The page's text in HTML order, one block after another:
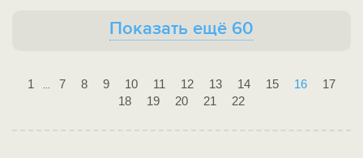
Показать ещё 60
1 ... 7 8 9 10 11 12 13 14 15 16
17
18
19 20 21 22